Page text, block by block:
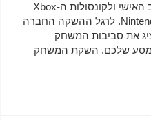
של 2.5 ממדים, לקונסולות למחשב האישי ולקונסולות ה-Xbox
One, PlayStation 4 וה-Nintendo Switch. לרגל ההשקה החברה
את סביבות המשחק
שלכם. השקת המשחק